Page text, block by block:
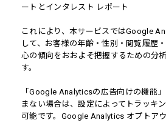
ートとインタレスト レポート
これにより、本サービスではGoogle
して、お客様の年齢・性別・閲覧履歴
心の傾向をおおよそ把握するための分
す。
「Google Analyticsの広告向けの機能
まない場合は、設定によってトラッキ
可能です。Google Analytics オプトア